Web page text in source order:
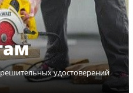
удостоверений